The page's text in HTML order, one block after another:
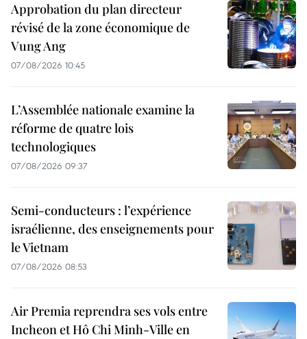
Approbation du plan directeur
révisé de la zone économique de
Vung Ang
07/08/2026 10:45
L’Assemblée nationale examine la
réforme de quatre lois
technologiques
07/08/2026 09:37
Semi-conducteurs : l’expérience
israélienne, des enseignements pour
le Vietnam
07/08/2026 08:53
Air Premia reprendra ses vols entre
Incheon et Hô Chi Minh-Ville en